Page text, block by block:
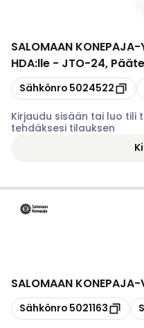
SALOMAAN KONEPAJA-
HDA:lle - JTO-24,
Kopioi
Sähkönro 5024522
Kirjaudu sisään tai luo tili
tehdäksesi tilauksen
SALOMAAN KONEPAJA-
Kopioi
Sähkönro 5021163